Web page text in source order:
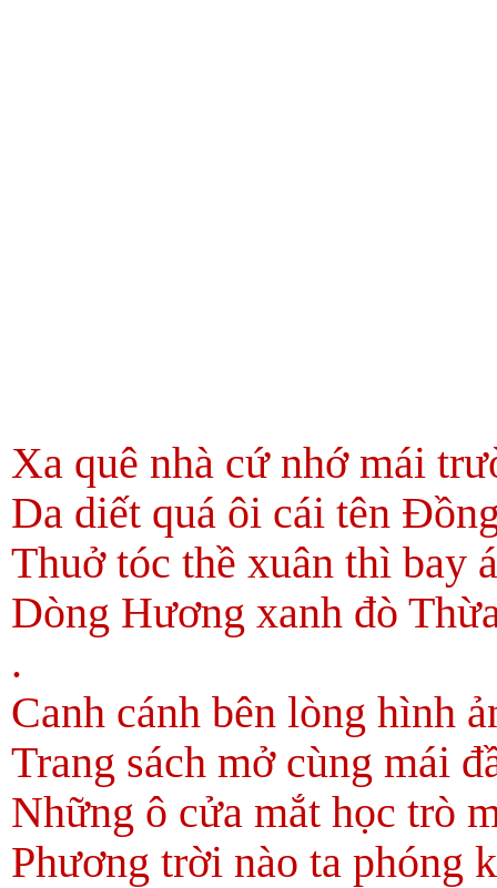
Xa quê nhà cứ nhớ mái
Da diết quá ôi cái tên
Thuở tóc thề xuân thì bay
Dòng Hương xanh đò
.
Canh cánh bên lòng hình
Trang sách mở cùng mái
Những ô cửa mắt học trò
Phương trời nào ta phóng